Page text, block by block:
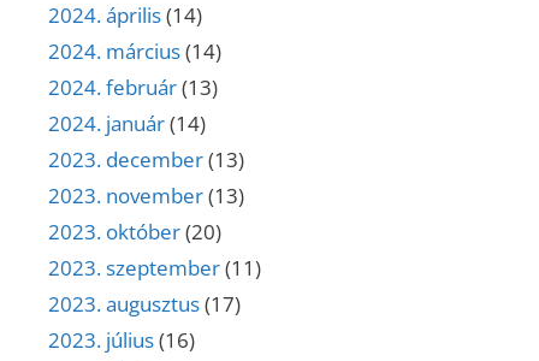
2024. április(14)
2024. március(14)
2024. február(13)
2024. január(14)
2023. december(13)
2023. november(13)
2023. október(20)
2023. szeptember(11)
2023. augusztus(17)
2023. július(16)